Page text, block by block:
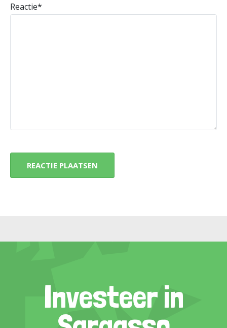
Reactie*
Investeer in